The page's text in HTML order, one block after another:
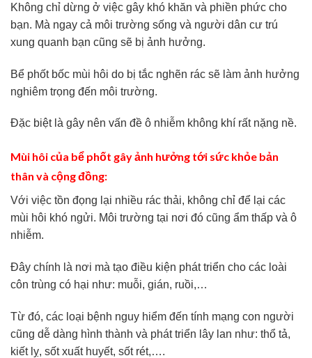
Không chỉ dừng ở việc gây khó khăn và phiền phức cho
bạn. Mà ngay cả môi trường sống và người dân cư trú
xung quanh bạn cũng sẽ bị ảnh hưởng.
Bể phốt bốc mùi hôi do bị tắc nghẽn rác sẽ làm ảnh hưởng
nghiêm trọng đến môi trường.
Đặc biệt là gây nên vấn đề ô nhiễm không khí rất nặng nề.
Mùi hôi của bể phốt gây ảnh hưởng tới sức khỏe bản
thân và cộng đồng:
Với việc tồn đọng lại nhiều rác thải, không chỉ để lại các
mùi hôi khó ngửi. Môi trường tại nơi đó cũng ẩm thấp và ô
nhiễm.
Đây chính là nơi mà tạo điều kiện phát triển cho các loài
côn trùng có hại như: muỗi, gián, ruồi,…
Từ đó, các loại bệnh nguy hiểm đến tính mạng con người
cũng dễ dàng hình thành và phát triển lây lan như: thổ tả,
kiết lỵ, sốt xuất huyết, sốt rét,….